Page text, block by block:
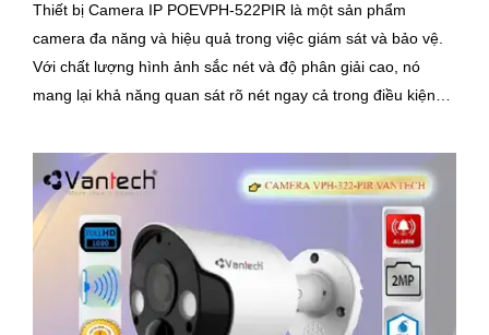
Thiết bị Camera IP POEVPH-522PIR là một sản phẩm
camera đa năng và hiệu quả trong việc giám sát và bảo vệ.
Với chất lượng hình ảnh sắc nét và độ phân giải cao, nó
mang lại khả năng quan sát rõ nét ngay cả trong điều kiện